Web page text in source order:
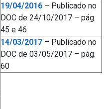
19/04/2016 – Publicado no
DOC de 24/10/2017 – pág.
45 e 46
14/03/2017 – Publicado no
DOC de 03/05/2017 – pág.
60